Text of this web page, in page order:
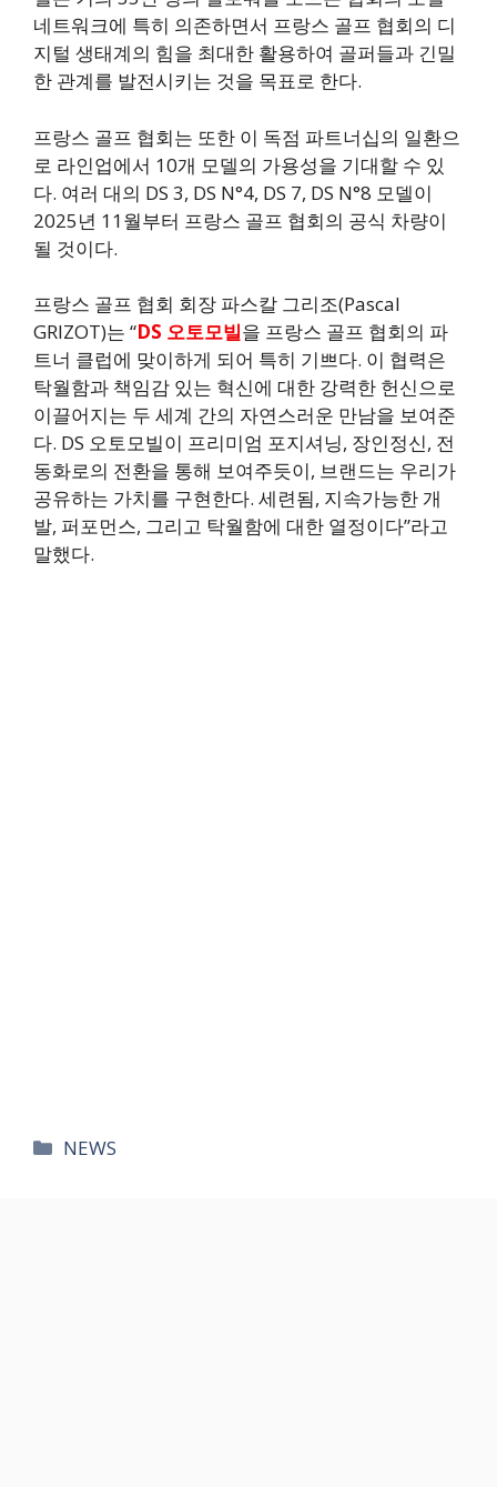
네트워크에 특히 의존하면서 프랑스 골프 협회의 디
지털 생태계의 힘을 최대한 활용하여 골퍼들과 긴밀
한 관계를 발전시키는 것을 목표로 한다.
프랑스 골프 협회는 또한 이 독점 파트너십의 일환으
로 라인업에서 10개 모델의 가용성을 기대할 수 있
다. 여러 대의 DS 3, DS N°4, DS 7, DS N°8 모델이
2025년 11월부터 프랑스 골프 협회의 공식 차량이
될 것이다.
프랑스 골프 협회 회장 파스칼 그리조(Pascal
GRIZOT)는 “DS 오토모빌을 프랑스 골프 협회의 파
트너 클럽에 맞이하게 되어 특히 기쁘다. 이 협력은
탁월함과 책임감 있는 혁신에 대한 강력한 헌신으로
이끌어지는 두 세계 간의 자연스러운 만남을 보여준
다. DS 오토모빌이 프리미엄 포지셔닝, 장인정신, 전
동화로의 전환을 통해 보여주듯이, 브랜드는 우리가
공유하는 가치를 구현한다. 세련됨, 지속가능한 개
발, 퍼포먼스, 그리고 탁월함에 대한 열정이다”라고
말했다.
카
NEWS